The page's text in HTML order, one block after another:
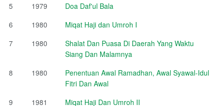
5
1979
Doa Daf'ul Bala
6
1980
Miqat Haji dan Umroh I
7
1980
Shalat Dan Puasa Di Daerah Yang Waktu
Siang Dan Malamnya
8
1980
Penentuan Awal Ramadhan, Awal Syawal-Idul
Fitri Dan Awal
9
1981
Miqat Haji Dan Umroh II